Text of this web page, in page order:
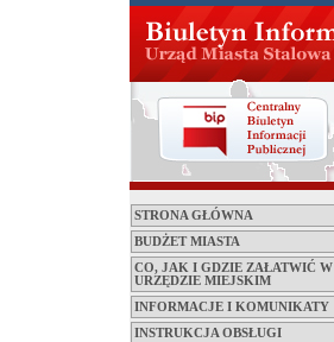
STRONA GŁÓWNA
BUDŻET MIASTA
CO, JAK I GDZIE ZAŁATWIĆ W
URZĘDZIE MIEJSKIM
INFORMACJE I KOMUNIKATY
INSTRUKCJA OBSŁUGI